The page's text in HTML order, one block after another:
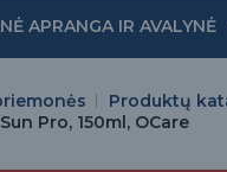
APRANGA IR AVALYNĖ
Produktų
Pro, 150ml, OCare